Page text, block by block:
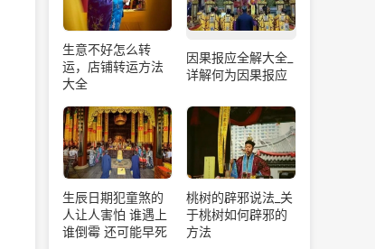
生意不好怎么转
运，店铺转运方法
大全
因果报应全解大全_
详解何为因果报应
生辰日期犯童煞的
人让人害怕 谁遇上
谁倒霉 还可能早死
桃树的辟邪说法_关
于桃树如何辟邪的
方法